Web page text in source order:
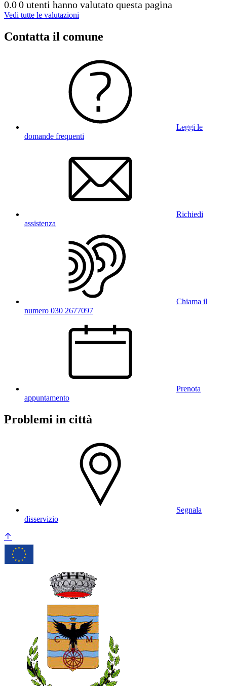
0.00 utenti hanno valutato questa pagina
Vedi tutte le valutazioni
Contatta il comune
Leggi le
domande frequenti
Richiedi
assistenza
Chiama il
numero 030 2677097
Prenota
appuntamento
Problemi in città
Segnala
disservizio